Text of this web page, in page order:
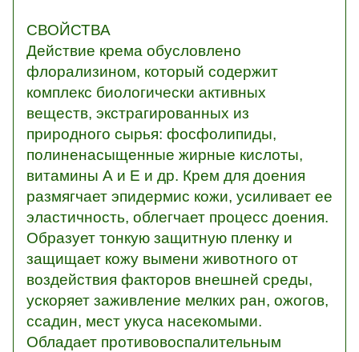
СВОЙСТВА
Действие крема обусловлено
флорализином, который содержит
комплекс биологически активных
веществ, экстрагированных из
природного сырья: фосфолипиды,
полиненасыщенные жирные кислоты,
витамины А и Е и др. Крем для доения
размягчает эпидермис кожи, усиливает ее
эластичность, облегчает процесс доения.
Образует тонкую защитную пленку и
защищает кожу вымени животного от
воздействия факторов внешней среды,
ускоряет заживление мелких ран, ожогов,
ссадин, мест укуса насекомыми.
Обладает противовоспалительным